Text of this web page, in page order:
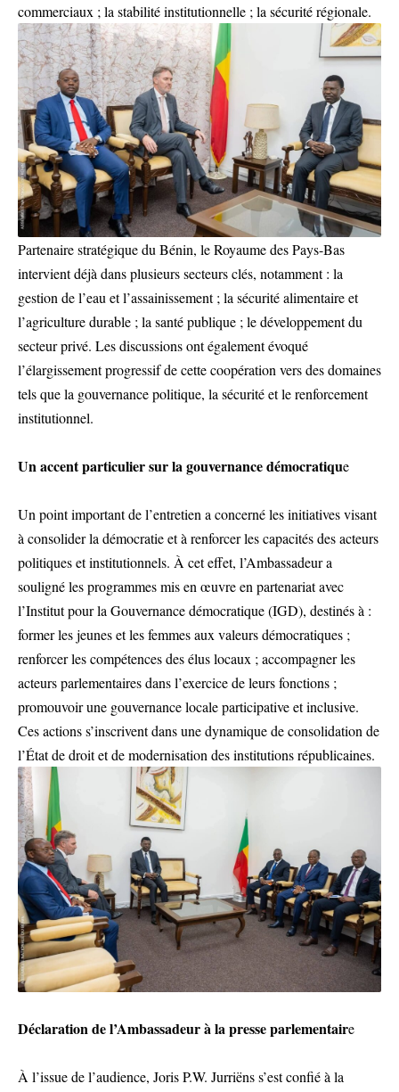
commerciaux ; la stabilité institutionnelle ; la sécurité régionale.
Partenaire stratégique du Bénin, le Royaume des Pays-Bas
intervient déjà dans plusieurs secteurs clés, notamment : la
gestion de l’eau et l’assainissement ; la sécurité alimentaire et
l’agriculture durable ; la santé publique ; le développement du
secteur privé. Les discussions ont également évoqué
l’élargissement progressif de cette coopération vers des domaines
tels que la gouvernance politique, la sécurité et le renforcement
institutionnel.
Un accent particulier sur la gouvernance démocratique
Un point important de l’entretien a concerné les initiatives visant
à consolider la démocratie et à renforcer les capacités des acteurs
politiques et institutionnels. À cet effet, l’Ambassadeur a
souligné les programmes mis en œuvre en partenariat avec
l’Institut pour la Gouvernance démocratique (IGD), destinés à :
former les jeunes et les femmes aux valeurs démocratiques ;
renforcer les compétences des élus locaux ; accompagner les
acteurs parlementaires dans l’exercice de leurs fonctions ;
promouvoir une gouvernance locale participative et inclusive.
Ces actions s’inscrivent dans une dynamique de consolidation de
l’État de droit et de modernisation des institutions républicaines.
Déclaration de l’Ambassadeur à la presse parlementaire
À l’issue de l’audience, Joris P.W. Jurriëns s’est confié à la